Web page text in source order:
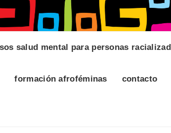
salud mental para personas
formación afroféminas contacto